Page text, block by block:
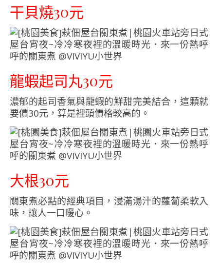
干貝燒30元
龍蝦起司丸30元
濃郁的起司香氣與龍蝦的鮮甜完美結合，這顆就
要價30元，算是裡頭價格較高的。
大根30元
關東煮必點的經典項目，浸滿湯汁的蘿蔔柔軟入
味，讓人一口暖心。